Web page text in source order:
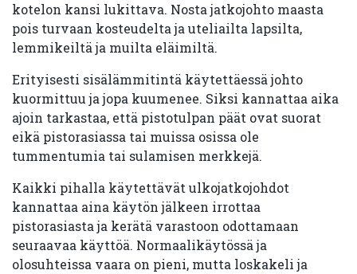
kotelon kansi lukittava. Nosta jatkojohto maasta
pois turvaan kosteudelta ja uteliailta lapsilta,
lemmikeiltä ja muilta eläimiltä.
Erityisesti sisälämmitintä käytettäessä johto
kuormittuu ja jopa kuumenee. Siksi kannattaa aika
ajoin tarkastaa, että pistotulpan päät ovat suorat
eikä pistorasiassa tai muissa osissa ole
tummentumia tai sulamisen merkkejä.
Kaikki pihalla käytettävät ulkojatkojohdot
kannattaa aina käytön jälkeen irrottaa
pistorasiasta ja kerätä varastoon odottamaan
seuraavaa käyttöä. Normaalikäytössä ja
olosuhteissa vaara on pieni, mutta loskakeli ja